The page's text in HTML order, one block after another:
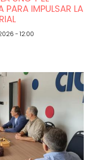
PARA IMPULSAR LA
- 12:00